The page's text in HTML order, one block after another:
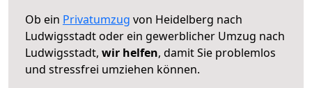
Ob ein Privatumzug von Heidelberg nach
Ludwigsstadt oder ein gewerblicher Umzug nach
Ludwigsstadt, wir helfen, damit Sie problemlos
und stressfrei umziehen können.